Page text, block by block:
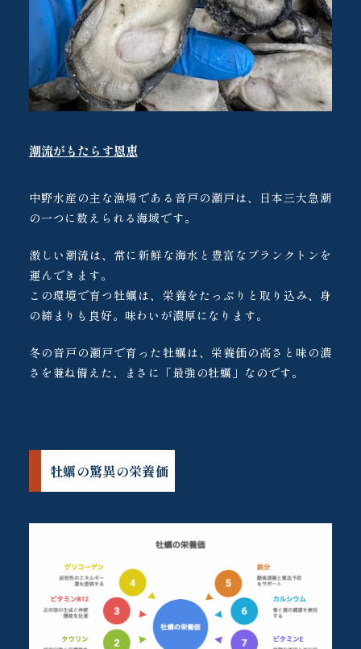
潮流がもたらす恩恵
中野水産の主な漁場である音戸の瀬戸は、日本三大急潮
の一つに数えられる海域です。
激しい潮流は、常に新鮮な海水と豊富なプランクトンを
運んできます。
この環境で育つ牡蠣は、栄養をたっぷりと取り込み、身
の締まりも良好。味わいが濃厚になります。
冬の音戸の瀬戸で育った牡蠣は、栄養価の高さと味の濃
さを兼ね備えた、まさに「最強の牡蠣」なのです。
牡蠣の驚異の栄養価